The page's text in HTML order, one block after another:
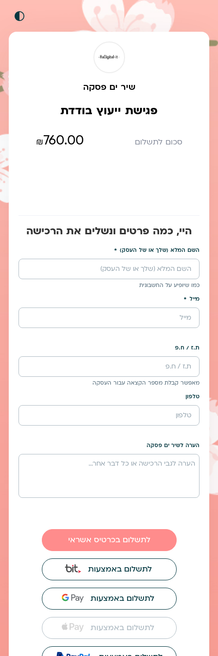
שיר ים פסקה
פגישת ייעוץ בודדת
סכום לתשלום ₪760.00
היי, כמה פרטים ונשלים את הרכישה
השם המלא (שלך או של העסק)
כמו שיופיע על החשבונית
מייל
ת.ז / ח.פ
מאפשר קבלת מספר הקצאה עבור העסקה
טלפון
הערה לשיר ים פסקה
לתשלום בכרטיס אשראי
לתשלום באמצעות
לתשלום באמצעות
לתשלום באמצעות